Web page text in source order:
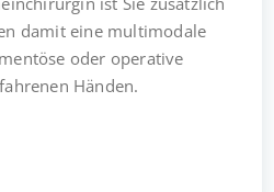
damit eine multimodale
oder operative
Händen.